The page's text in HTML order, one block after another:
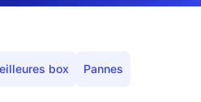
box Pannes